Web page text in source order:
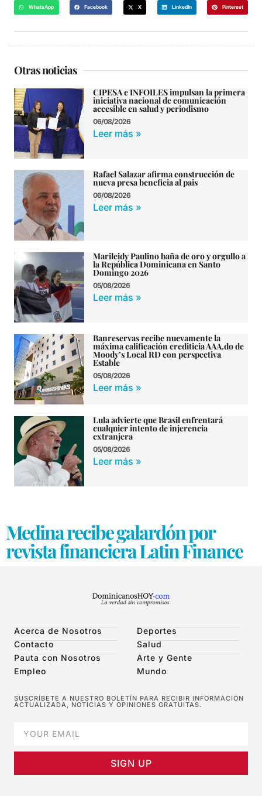
WhatsApp Facebook X LinkedIn Pinterest
Otras noticias
CIPESA e INFOILES impulsan la primera
iniciativa nacional de comunicación
accesible en salud y periodismo
06/08/2026
Leer más »
Rafael Salazar afirma construcción de
nueva presa beneficia al pais
06/08/2026
Leer más »
Marileidy Paulino baña de oro y orgullo a
la República Dominicana en Santo
Domingo 2026
05/08/2026
Leer más »
Banreservas recibe nuevamente la
máxima calificación crediticia AAA.do de
Moody’s Local RD con perspectiva
Estable
05/08/2026
Leer más »
Lula advierte que Brasil enfrentará
cualquier intento de injerencia
extranjera
05/08/2026
Leer más »
Medina recibe galardón por
revista financiera Latin Finance
Acerca de Nosotros
Contacto
Pauta con Nosotros
Empleo
Deportes
Salud
Arte y Gente
Mundo
SUSCRÍBETE A NUESTRO BOLETÍN PARA RECIBIR INFORMACIÓN
ACTUALIZADA, NOTICIAS Y OPINIONES GRATUITAS.
SIGN UP